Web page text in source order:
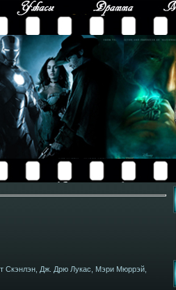
Скэнлэн, Дж. Дрю Лукас, Мэри Мюррэй,